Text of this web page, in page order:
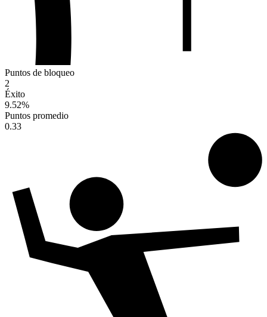
Puntos de bloqueo
2
Éxito
9.52%
Puntos promedio
0.33